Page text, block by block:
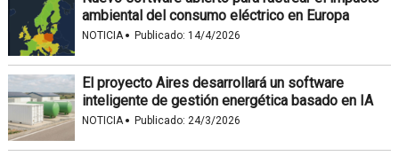
ambiental del consumo eléctrico en Europa
NOTICIA· Publicado: 14/4/2026
El proyecto Aires desarrollará un software
inteligente de gestión energética basado en IA
NOTICIA· Publicado: 24/3/2026